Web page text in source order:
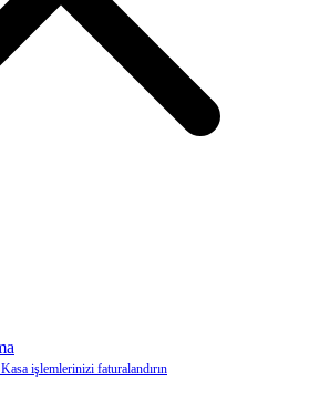
Kasa işlemlerinizi faturalandırın